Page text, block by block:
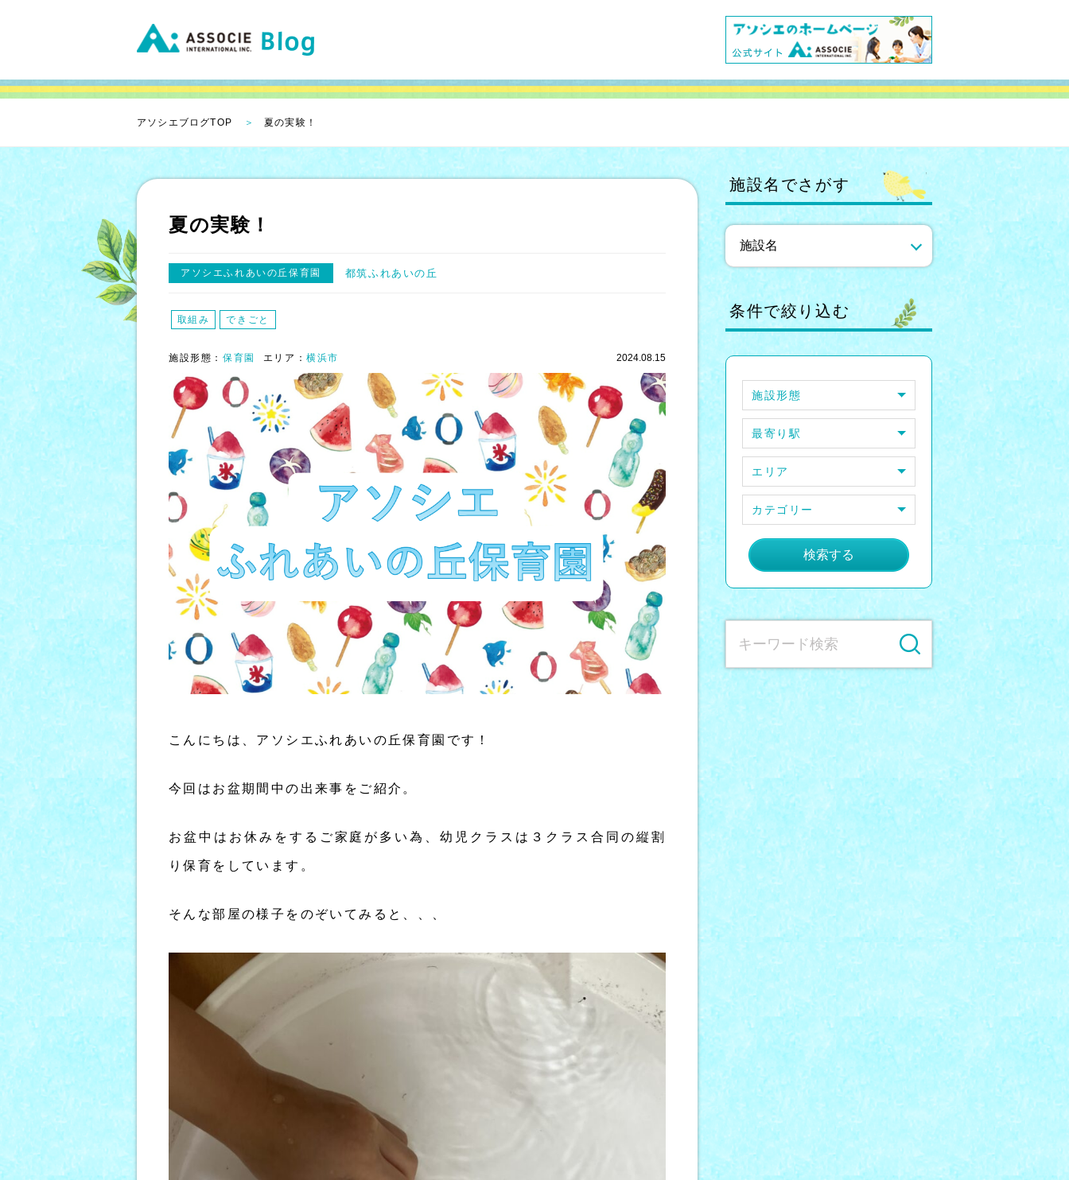
アソシエブログTOP 夏の実験！
夏の実験！
アソシエふれあいの丘保育園 都筑ふれあいの丘
取組み できごと
施設形態： 保育園 エリア：横浜市 2024.08.15
こんにちは、アソシエふれあいの丘保育園です！
今回はお盆期間中の出来事をご紹介。
お盆中はお休みをするご家庭が多い為、幼児クラスは３クラス合同の縦割
り保育をしています。
そんな部屋の様子をのぞいてみると、、、
施設名でさがす
条件で絞り込む
施設形態
最寄り駅
エリア
カテゴリー